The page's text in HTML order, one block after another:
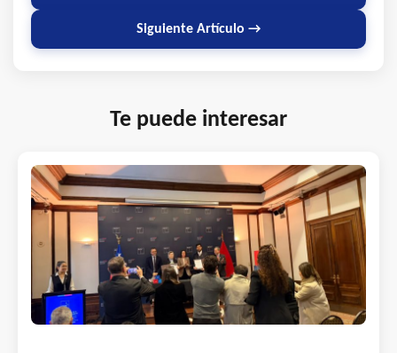
Siguiente Artículo →
Te puede interesar